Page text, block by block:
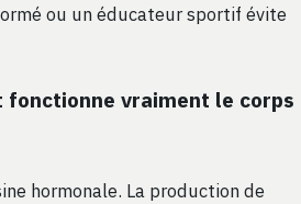
ou un éducateur sportif évite
fonctionne vraiment le corps
hormonale. La production de